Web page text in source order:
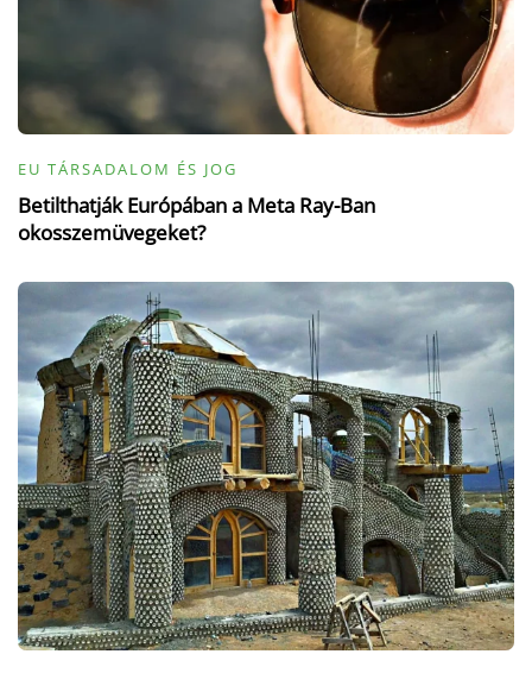
EU TÁRSADALOM ÉS JOG
Betilthatják Európában a Meta Ray-Ban
okosszemüvegeket?